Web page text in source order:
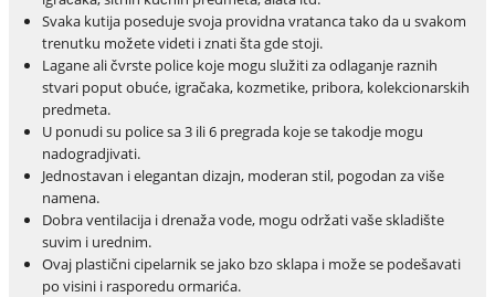
Svaka kutija poseduje svoja providna vratanca tako da u svakom
trenutku možete videti i znati šta gde stoji.
Lagane ali čvrste police koje mogu služiti za odlaganje raznih
stvari poput obuće, igračaka, kozmetike, pribora, kolekcionarskih
predmeta.
U ponudi su police sa 3 ili 6 pregrada koje se takodje mogu
nadogradjivati.
Jednostavan i elegantan dizajn, moderan stil, pogodan za više
namena.
Dobra ventilacija i drenaža vode, mogu održati vaše skladište
suvim i urednim.
Ovaj plastični cipelarnik se jako bzo sklapa i može se podešavati
po visini i rasporedu ormarića.